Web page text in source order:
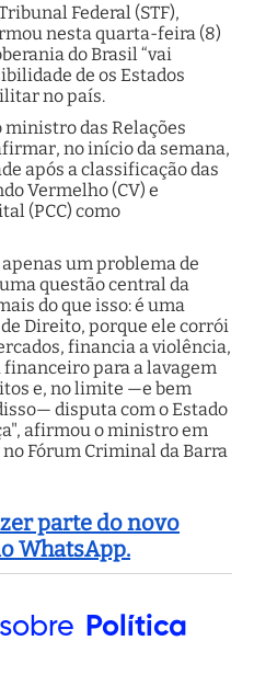
Federal (STF),
nesta quarta-feira (8)
do Brasil “vai
de os Estados
no país.
ministro das Relações
no início da semana,
após a classificação das
Vermelho (CV) e
(PCC) como
um problema de
questão central da
do que isso: é uma
Direito, porque ele corrói
financia a violência,
para a lavagem
e, no limite —e bem
disputa com o Estado
afirmou o ministro em
Fórum Criminal da Barra
parte do novo
WhatsApp.
Política